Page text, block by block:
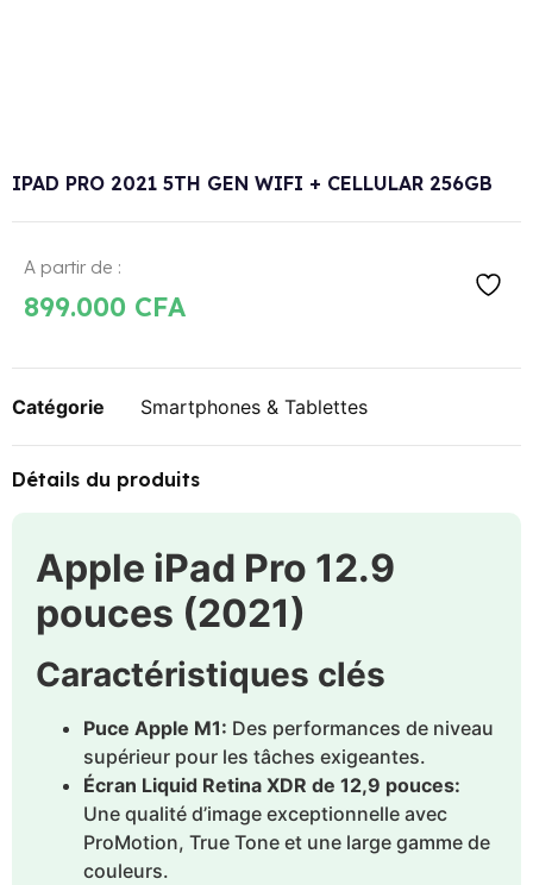
IPAD PRO 2021 5TH GEN WIFI + CELLULAR 256GB
A partir de :
899.000 CFA
Catégorie Smartphones & Tablettes
Détails du produits
Apple iPad Pro 12.9
pouces (2021)
Caractéristiques clés
Puce Apple M1: Des performances de niveau
supérieur pour les tâches exigeantes.
Écran Liquid Retina XDR de 12,9 pouces:
Une qualité d’image exceptionnelle avec
ProMotion, True Tone et une large gamme de
couleurs.